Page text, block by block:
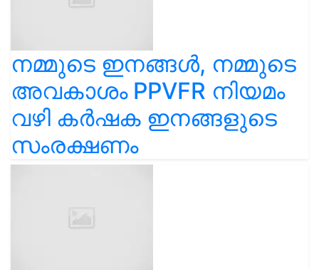
നമ്മുടെ ഇനങ്ങൾ, നമ്മുടെ
അവകാശം PPVFR നിയമം
വഴി കർഷക ഇനങ്ങളുടെ
സംരക്ഷണം